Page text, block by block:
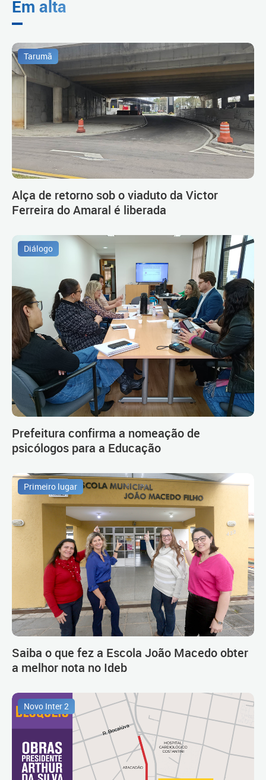
Em alta
Tarumã
Alça de retorno sob o viaduto da Victor
Ferreira do Amaral é liberada
Diálogo
Prefeitura confirma a nomeação de
psicólogos para a Educação
Primeiro lugar
Saiba o que fez a Escola João Macedo obter
a melhor nota no Ideb
Novo Inter 2